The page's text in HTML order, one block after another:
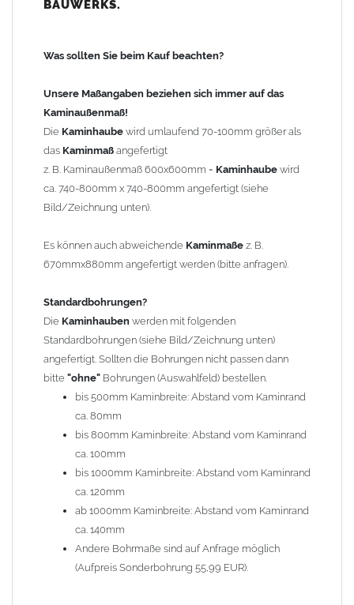
100mm
120mm
140mm
Andere Bohrmaße sind auf Anfrage möglich (Aufpreis
Sonderbohrung 55,99 EUR).
Befestigung/Stützen
Kaminhaubewird inkl. EdelstahlBefestigungsmaterial
geliefert. Die Standardflachstützen sind aus
beträgt ca. 25cm bis 30cm. DieKaminhaubekann mit längeren
Stützen bis Höhe 450mm geliefert werden (Aufpreis 42,89 EUR).
Kaminkopfabdeckung
Kaminhaubewirdohne Kaminkopfabdeckung
Kaminkopfabdeckungenfinden Sie unter "Kaminabdeckung
Es stehen insgesamt 20 verschiedene Typen zur Auswahl. Bitte
Auswahlfeldangeben.
Standardhauben siehe Auswahlfeld: 01 Haus,03 Welle
(unser Topseller)
Laube, 13 Schwalbe, 14 Sattel Welle, 15 Welle 90° gedreht,
17 Dach, 18 Plafond 2, 19 S-Line, 20 Pult
Typ 07 (Welle hoch) und 08 (Doppel Welle) haben einen
Aufpreis von 20% (bitte anfragen - Bestellung nicht über
Shop möglich).
Die Typen 02 (Bogen), 06 (Krempe), 09 (Pagode), 10
BAUWERKS.
Was sollten Sie beim Kauf beachten?
Unsere Maßangaben beziehen sich immer auf das
Kaminaußenmaß!
Die Kaminhaube wird umlaufend 70-100mm größer als
das Kaminmaß angefertigt
z. B. Kaminaußenmaß 600x600mm = Kaminhaube wird
ca. 740-800mm x 740-800mm angefertigt (siehe
Bild/Zeichnung unten).
Es können auch abweichende Kaminmaße z. B.
670mmx880mm angefertigt werden (bitte anfragen).
Standardbohrungen?
Die Kaminhauben werden mit folgenden
Standardbohrungen (siehe Bild/Zeichnung unten)
angefertigt. Sollten die Bohrungen nicht passen dann
bitte "ohne" Bohrungen (Auswahlfeld) bestellen.
bis 500mm Kaminbreite: Abstand vom Kaminrand
ca. 80mm
bis 800mm Kaminbreite: Abstand vom Kaminrand
ca. 100mm
bis 1000mm Kaminbreite: Abstand vom Kaminrand
ca. 120mm
ab 1000mm Kaminbreite: Abstand vom Kaminrand
ca. 140mm
Andere Bohrmaße sind auf Anfrage möglich
(Aufpreis Sonderbohrung 55,99 EUR).